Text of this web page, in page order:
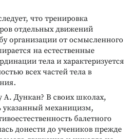
что тренировка
отдельных движений
организации от осмысленного
на естественные
тела и характеризуется
всех частей тела в
А. Дункан? В своих школах,
указанный механицизм,
балетного
донести до учеников прежде